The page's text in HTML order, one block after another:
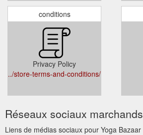
conditions
Privacy Policy
../store-terms-and-conditions/
Réseaux sociaux marchands
Liens de médias sociaux pour Yoga Bazaar